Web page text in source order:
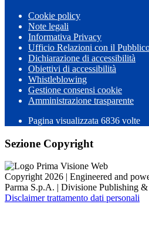
Cookie policy
Note legali
Informativa Privacy
Ufficio Relazioni con il
Dichiarazione di accessibilità
Obiettivi di accessibilità
Whistleblowing
Gestione consensi cookie
Amministrazione trasparente
Pagina visualizzata 6836 volte
Sezione Copyright
Copyright 2026 | Engineered and
Parma S.p.A. | Divisione Publishing
Disclaimer trattamento dati personali